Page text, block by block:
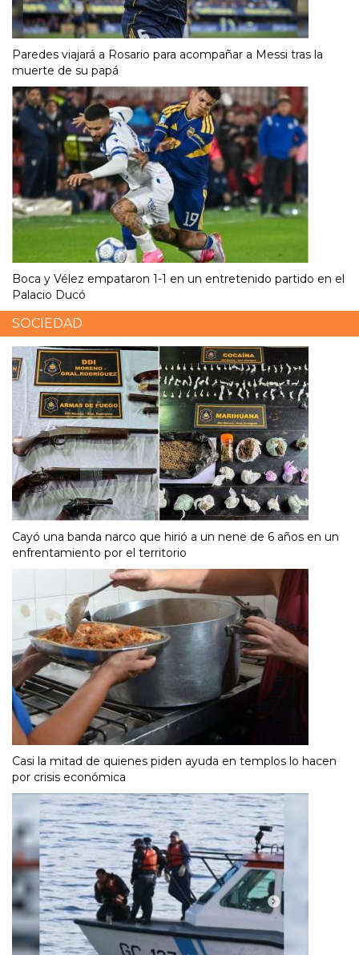
Paredes viajará a Rosario para acompañar a Messi tras la
muerte de su papá
Boca y Vélez empataron 1-1 en un entretenido partido en el
Palacio Ducó
SOCIEDAD
Cayó una banda narco que hirió a un nene de 6 años en un
enfrentamiento por el territorio
Casi la mitad de quienes piden ayuda en templos lo hacen
por crisis económica